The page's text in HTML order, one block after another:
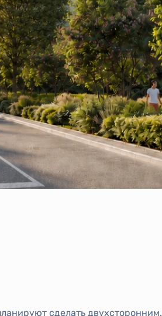
сделать двухсторонним.